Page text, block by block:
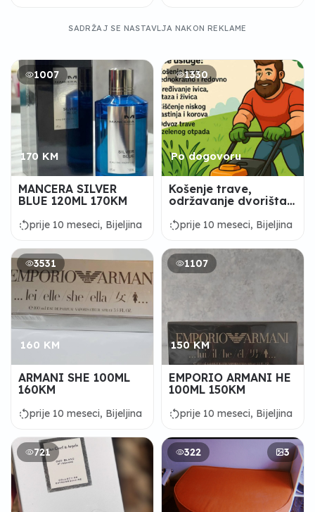
SADRŽAJ SE NASTAVLJA NAKON REKLAME
1007
170 KM
MANCERA SILVER
BLUE 120ML 170KM
rotate_leftprije 10 meseci, Bijeljina
1330
Po dogovoru
Košenje trave,
održavanje dvorišta-
redovno 065381655
rotate_leftprije 10 meseci, Bijeljina
3531
160 KM
ARMANI SHE 100ML
160KM
rotate_leftprije 10 meseci, Bijeljina
1107
150 KM
EMPORIO ARMANI HE
100ML 150KM
rotate_leftprije 10 meseci, Bijeljina
721 322 3